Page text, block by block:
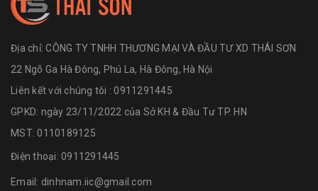
Địa chỉ:CÔNG TY TNHH THƯƠNG MẠI VÀ ĐẦU TƯ XD THÁI SƠN
22 Ngõ Ga Hà Đông, Phú La, Hà Đông, Hà Nội
Liên kết với chúng tôi : 0911291445
GPKD: ngày 23/11/2022 của Sở KH & Đầu Tư TP. HN
MST: 0110189125
Điện thoại: 0911291445
Email: dinhnam.iic@gmail.com